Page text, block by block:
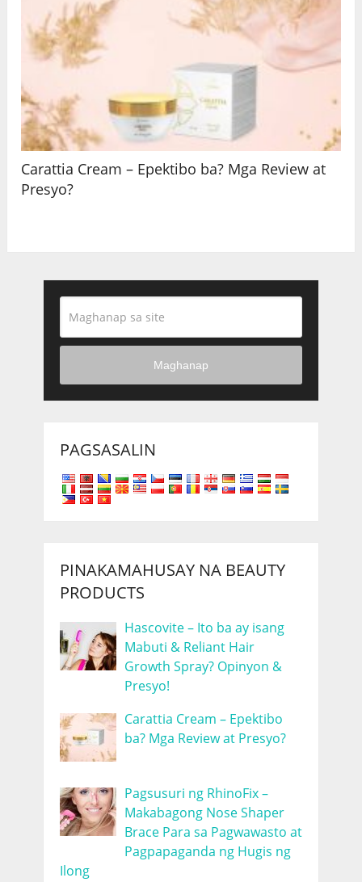
Carattia Cream – Epektibo ba? Mga Review at
Presyo?
Maghanap
PAGSASALIN
PINAKAMAHUSAY NA BEAUTY
PRODUCTS
Hascovite – Ito ba ay isang
Mabuti & Reliant Hair
Growth Spray? Opinyon &
Presyo!
Carattia Cream – Epektibo
ba? Mga Review at Presyo?
Pagsusuri ng RhinoFix –
Makabagong Nose Shaper
Brace Para sa Pagwawasto at
Pagpapaganda ng Hugis ng
Ilong